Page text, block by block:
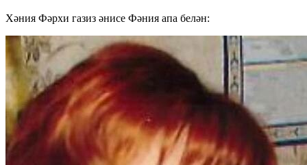
Хәния Фәрхи газиз әнисе Фәния апа белән: